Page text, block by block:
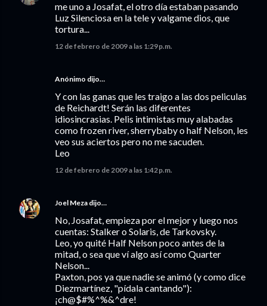
me uno a Josafat, el otro día estaban pasando
Luz Silenciosa en la tele y valgame dios, que
tortura...
12 de febrero de 2009 a las 1:29 p.m.
Anónimo dijo…
Y con las ganas que les traigo a las dos peliculas
de Reichardt! Serán las diferentes
idiosincrasias. Pelis intimistas muy alabadas
como frozen river, sherrybaby o half Nelson, les
veo sus aciertos pero no me sacuden.
Leo
12 de febrero de 2009 a las 1:42 p.m.
Joel Meza dijo…
No, Josafat, empieza por el mejor y luego nos
cuentas: Stalker o Solaris, de Tarkovsky.
Leo, yo quité Half Nelson poco antes de la
mitad, o sea que ví algo así como Quarter
Nelson...
Paxton, pos ya que nadie se animó (y como dice
Diezmartínez, "pídala cantando"):
¡ch@$#%^%&^dre!